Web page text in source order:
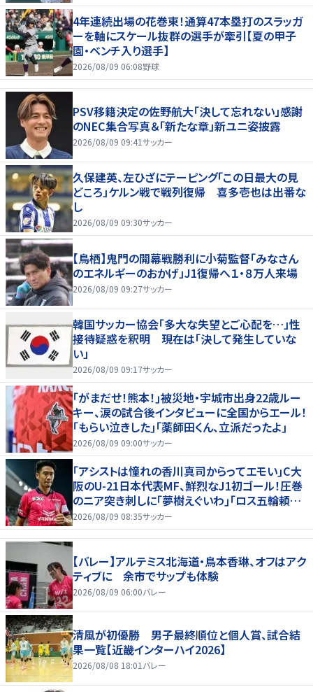
4年連続出場の花巻東！通算47本塁打のスラッガ
ーを軸にスケール抜群の選手が牽引【夏の甲子
園・ベンチ入り選手】
2026/08/09 06:08野球
PSV移籍決定の佐野航大「決して忘れない」感謝
のNEC集合写真＆「新たな章」新ユニ姿披露
2026/08/09 09:41サッカー
久保建英、左ひざにテーピング「この日最大の見
どころ」ケルン戦で戦列復帰 喜多壱也は出番な
し
2026/08/09 09:30サッカー
【鳥栖】鬼門の開幕戦勝利に小菊監督「みなさん
のエネルギーのおかげ」J1復帰へ１・８万人来場
2026/08/09 09:27サッカー
韓国サッカー協会「多大な失望とご心配を…」性
接待疑惑を釈明 現在は「決して発生していな
い」
2026/08/09 09:17サッカー
｢がまだせ！熊本！｣被災地・宇城市出身22歳ルー
キー、涙の試合後インタビューに全国からエール！
｢もらい泣きした｣｢薬師田くん、立派だったよ｣
2026/08/09 09:00サッカー
｢アシストは憧れの香川真司からってエモい｣C大
阪のU-21日本代表MF、鮮烈なJ1初ゴール！圧巻
のニア突き刺しに｢夢樹えぐいわ｣｢ロス五輪頼む
ぞ｣
2026/08/09 08:35サッカー
【バレー】アルテミス北海道・鳥本香琳、オフはアク
ティブに 余市でサップも体験
2026/08/09 06:00バレー
清風が初優勝 男子最終順位と個人賞、試合結
果一覧【近畿インターハイ2026】
2026/08/08 18:01 バレー